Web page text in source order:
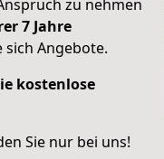
zu nehmen
7 Jahre
Angebote.
kostenlose
Sie nur bei uns!